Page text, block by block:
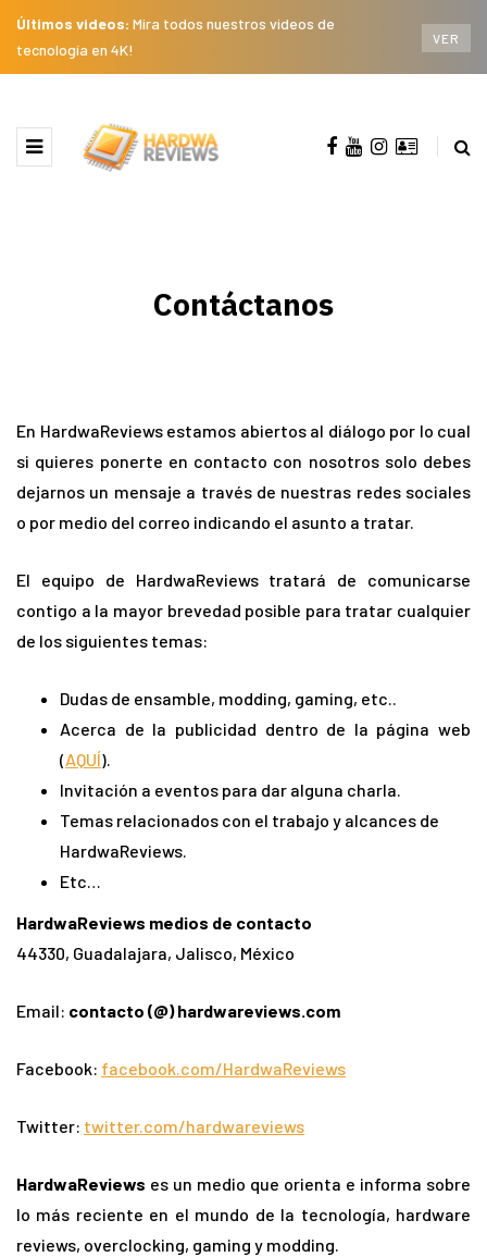
Últimos videos: Mira todos nuestros videos de
tecnología en 4K!
VER
Contáctanos
En HardwaReviews estamos abiertos al diálogo por lo cual
si quieres ponerte en contacto con nosotros solo debes
dejarnos un mensaje a través de nuestras redes sociales
o por medio del correo indicando el asunto a tratar.
El equipo de HardwaReviews tratará de comunicarse
contigo a la mayor brevedad posible para tratar cualquier
de los siguientes temas:
Dudas de ensamble, modding, gaming, etc..
Acerca de la publicidad dentro de la página web
(AQUÍ).
Invitación a eventos para dar alguna charla.
Temas relacionados con el trabajo y alcances de
HardwaReviews.
Etc…
HardwaReviews medios de contacto
44330, Guadalajara, Jalisco, México
Email: contacto (@) hardwareviews.com
Facebook: facebook.com/HardwaReviews
Twitter: twitter.com/hardwareviews
HardwaReviews es un medio que orienta e informa sobre
lo más reciente en el mundo de la tecnología, hardware
reviews, overclocking, gaming y modding.